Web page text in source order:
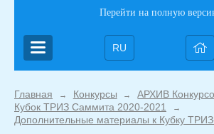
Перейти на полную
RU
Главная → Конкурсы → АРХИВ
Кубок ТРИЗ Саммита 2020-2021 →
Дополнительные материалы к Кубку